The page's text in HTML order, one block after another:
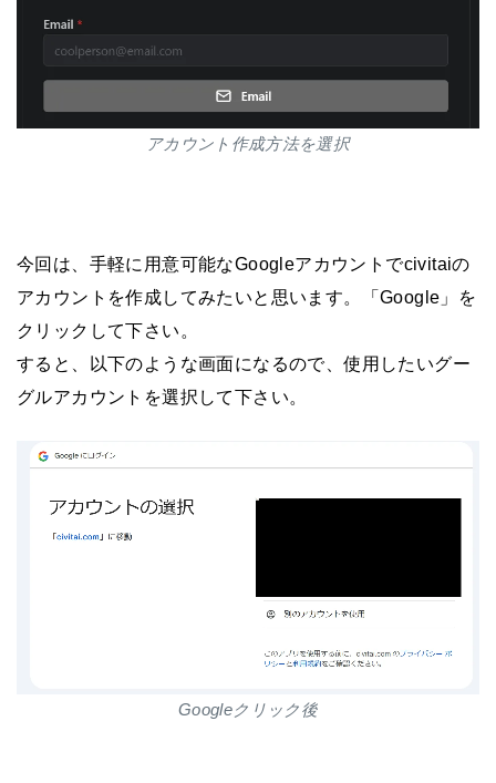
アカウント作成方法を選択
今回は、手軽に用意可能なGoogleアカウントでcivitaiの
アカウントを作成してみたいと思います。「Google」を
クリックして下さい。
すると、以下のような画面になるので、使用したいグー
グルアカウントを選択して下さい。
Googleクリック後